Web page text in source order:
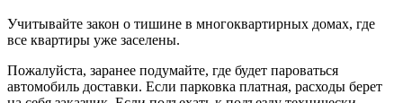
Учитывайте закон о тишине в многоквартирных домах, где
все квартиры уже заселены.
Пожалуйста, заранее подумайте, где будет пароваться
автомобиль доставки. Если парковка платная, расходы берет